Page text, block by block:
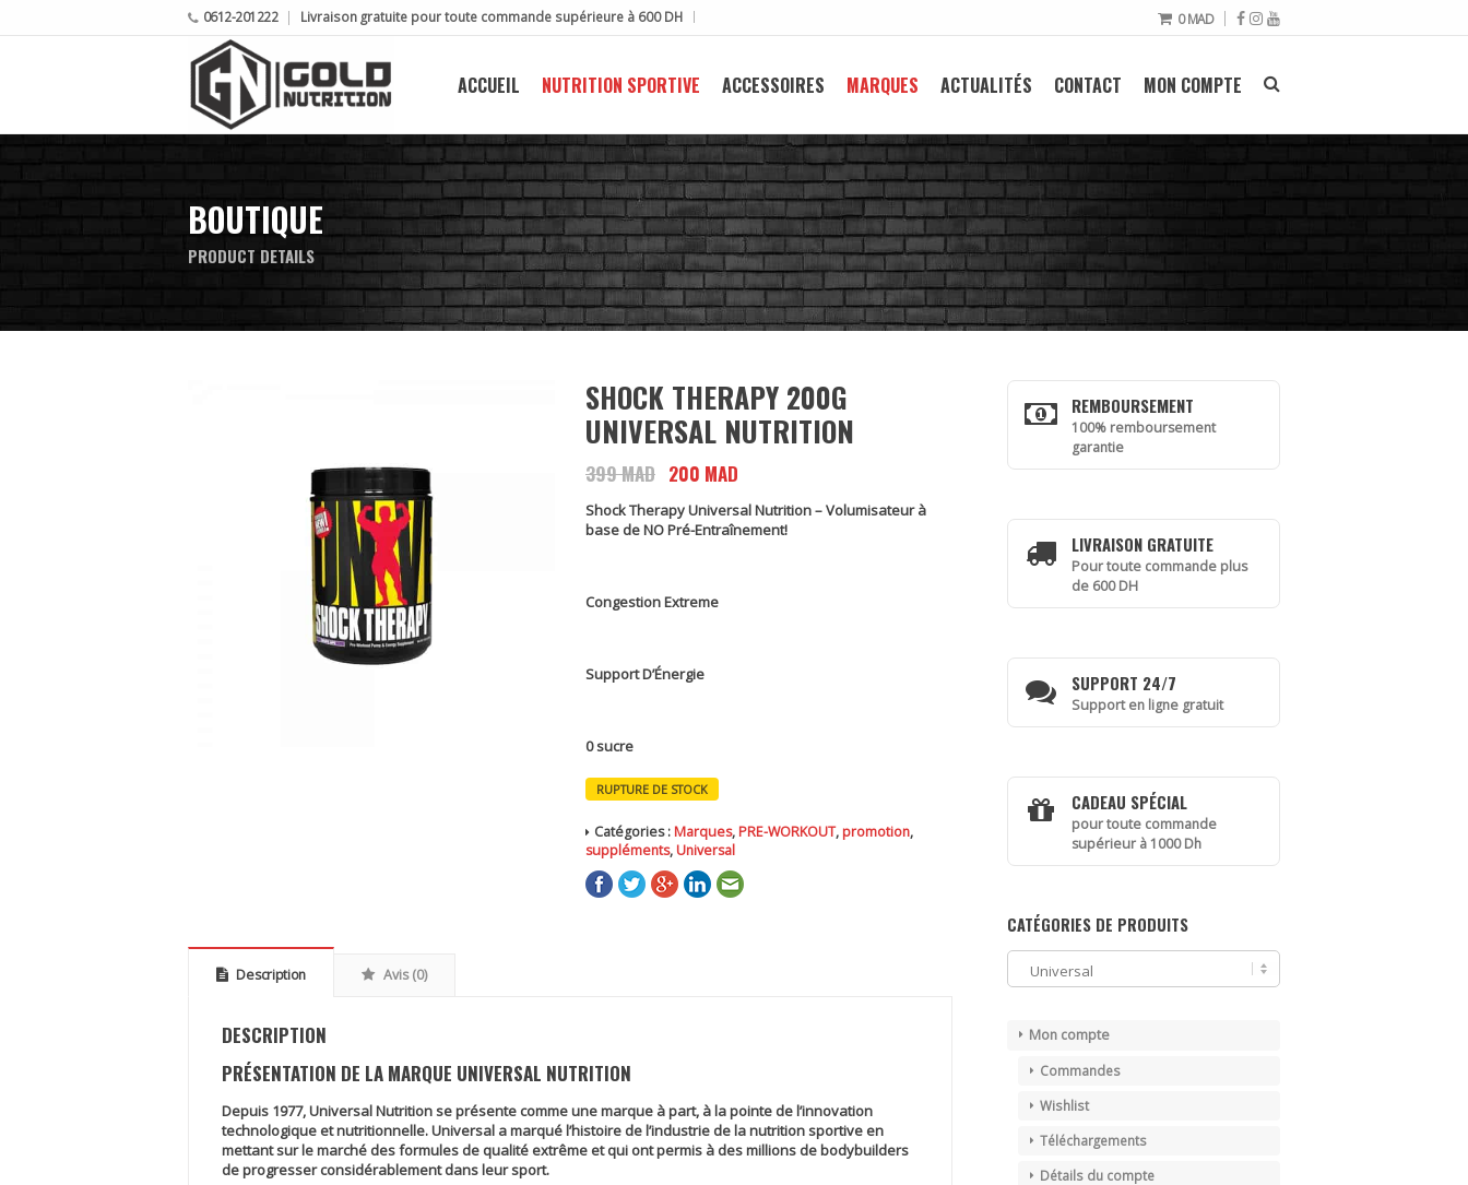
0612-201222 Livraison gratuite pour toute commande supérieure à 600 DH 0MAD
ACCUEIL NUTRITION SPORTIVE ACCESSOIRES MARQUES ACTUALITÉS CONTACT MON COMPTE
BOUTIQUE
PRODUCT DETAILS
SHOCK THERAPY 200G
UNIVERSAL NUTRITION
399MAD Le
initial
200 MAD
prix
actuel
Shock Therapy Universal Nutrition – Volumisateur à
base de NO Pré-Entraînement!
Congestion Extreme
Support D’Énergie
0 sucre
RUPTURE DE STOCK
Catégories : Marques, PRE-WORKOUT, promotion,
suppléments, Universal
Description Avis (0)
DESCRIPTION
PRÉSENTATION DE LA MARQUE UNIVERSAL NUTRITION
Depuis 1977, Universal Nutrition se présente comme une marque à part, à la pointe de l’innovation
technologique et nutritionnelle. Universal a marqué l’histoire de l’industrie de la nutrition sportive en
mettant sur le marché des formules de qualité extrême et qui ont permis à des millions de bodybuilders
de progresser considérablement dans leur sport.
REMBOURSEMENT
100% remboursement
garantie
LIVRAISON GRATUITE
Pour toute commande plus
de 600 DH
SUPPORT 24/7
Support en ligne gratuit
CADEAU SPÉCIAL
pour toute commande
supérieur à 1000 Dh
CATÉGORIES DE PRODUITS
Mon compte
Commandes
Wishlist
Téléchargements
Détails du compte